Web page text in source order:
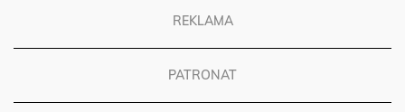
REKLAMA
PATRONAT